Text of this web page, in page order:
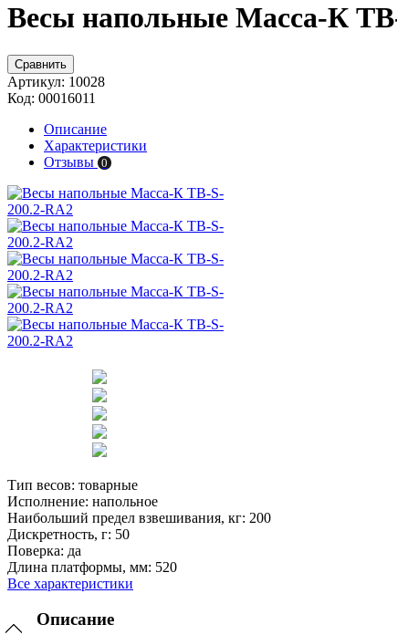
Весы напольные Масса-К
Сравнить
Артикул: 10028
Код: 00016011
Описание
Характеристики
Отзывы 0
Тип весов: товарные
Исполнение: напольное
Наибольший предел взвешивания, кг: 200
Дискретность, г: 50
Поверка: да
Длина платформы, мм: 520
Все характеристики
Описание